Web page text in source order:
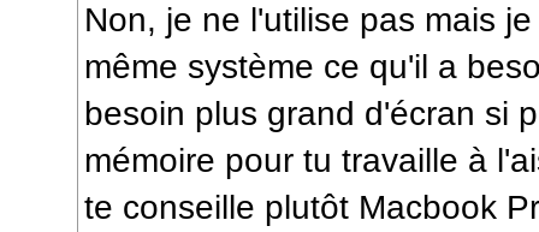
Non, je ne l'utilise pas mais
même système ce qu'il a
besoin plus grand d'écran si
mémoire pour tu travaille à
te conseille plutôt Macbook